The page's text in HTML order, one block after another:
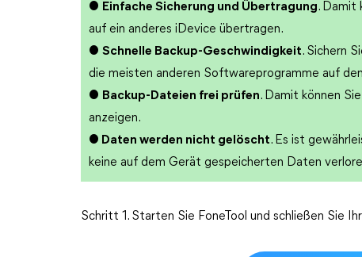
● Einfache Sicherung und Übertragung. Damit
auf ein anderes iDevice übertragen.
● Schnelle Backup-Geschwindigkeit. Sichern
die meisten anderen Softwareprogramme auf
● Backup-Dateien frei prüfen. Damit können
anzeigen.
● Daten werden nicht gelöscht. Es ist
keine auf dem Gerät gespeicherten Daten
Schritt 1. Starten Sie FoneTool und schließen Sie